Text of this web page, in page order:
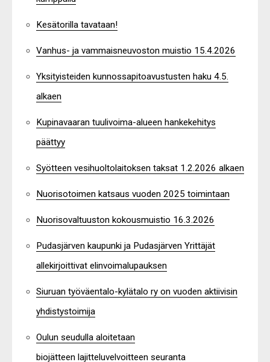
Kesätorilla tavataan!
Vanhus- ja vammaisneuvoston muistio 15.4.2026
Yksityisteiden kunnossapitoavustusten haku 4.5.
alkaen
Kupinavaaran tuulivoima-alueen hankekehitys
päättyy
Syötteen vesihuoltolaitoksen taksat 1.2.2026 alkaen
Nuorisotoimen katsaus vuoden 2025 toimintaan
Nuorisovaltuuston kokousmuistio 16.3.2026
Pudasjärven kaupunki ja Pudasjärven Yrittäjät
allekirjoittivat elinvoimalupauksen
Siuruan työväentalo-kylätalo ry on vuoden aktiivisin
yhdistystoimija
Oulun seudulla aloitetaan
biojätteen lajitteluvelvoitteen seuranta